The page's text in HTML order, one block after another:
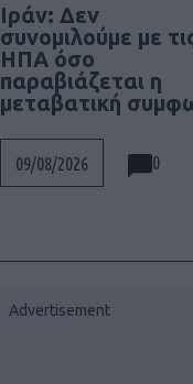
Ιράν: Δεν
συνομιλούμε με
ΗΠΑ όσο
παραβιάζεται η
μεταβατική
09/08/2026 0